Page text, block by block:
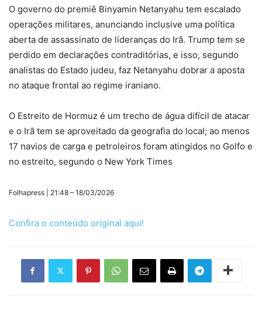
O governo do premiê Binyamin Netanyahu tem escalado
operações militares, anunciando inclusive uma política
aberta de assassinato de lideranças do Irã. Trump tem se
perdido em declarações contraditórias, e isso, segundo
analistas do Estado judeu, faz Netanyahu dobrar a aposta
no ataque frontal ao regime iraniano.
O Estreito de Hormuz é um trecho de água difícil de atacar
e o Irã tem se aproveitado da geografia do local; ao menos
17 navios de carga e petroleiros foram atingidos no Golfo e
no estreito, segundo o New York Times
Folhapress | 21:48 – 18/03/2026
Confira o conteúdo original aqui!